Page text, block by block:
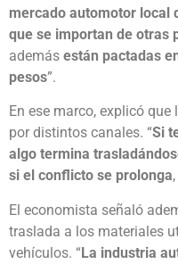
mercado automotor local
que se importan de otras
además están pactadas
pesos”.
En ese marco, explicó
por distintos canales. “Si
algo termina
si el conflicto se prolonga
El economista señaló
traslada a los materiales
vehículos. “La industria